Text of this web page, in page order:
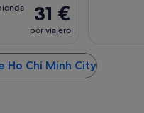
31 €
por viajero
Ho Chi Minh City